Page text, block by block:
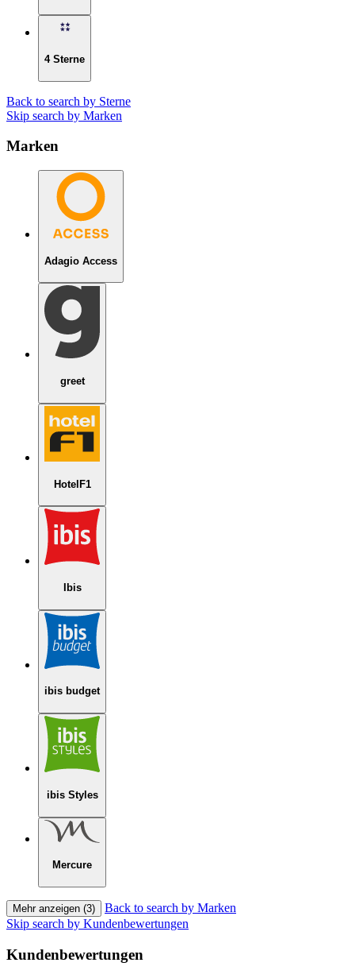
4 Sterne
Back to search by Sterne
Skip search by Marken
Marken
Adagio Access
greet
HotelF1
Ibis
ibis budget
ibis Styles
Mercure
Mehr anzeigen (3)
Back to search by Marken
Skip search by Kundenbewertungen
Kundenbewertungen